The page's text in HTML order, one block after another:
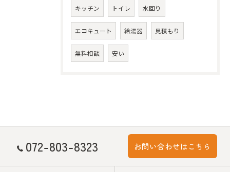
キッチン トイレ 水回り
エコキュート 給湯器 見積もり
無料相談 安い
072-803-8323 お問い合わせはこちら